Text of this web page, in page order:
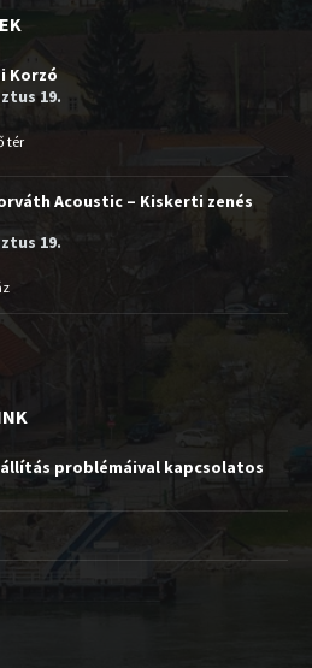
Korzó
19.
tér
Acoustic – Kiskerti zenés
19.
problémáival kapcsolatos